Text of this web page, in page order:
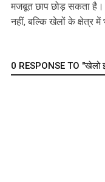
मजबूत छाप छोड़ सकता है।
नहीं, बल्कि खेलों के क्षेत्र में
0 RESPONSE TO "खेलो